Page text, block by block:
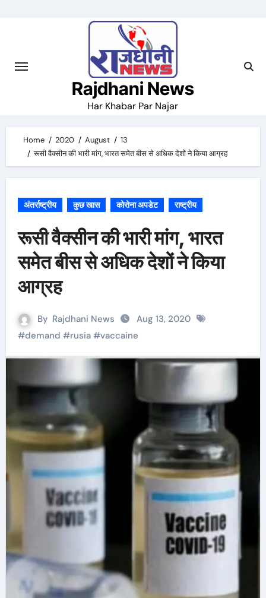
Rajdhani News
Har Khabar Par Najar
Home 2020 August
13
रूसी वैक्सीन की भारी मांग, भारत समेत बीस से अधिक देशों ने किया आग्रह
अंतर्राष्ट्रीय कुछ खास कोरोना अपडेट राष्ट्रीय
रूसी वैक्सीन की भारी मांग, भारत
समेत बीस से अधिक देशों ने किया
आग्रह
By Rajdhani News
Aug 13, 2020
#demand #rusia#vaccaine